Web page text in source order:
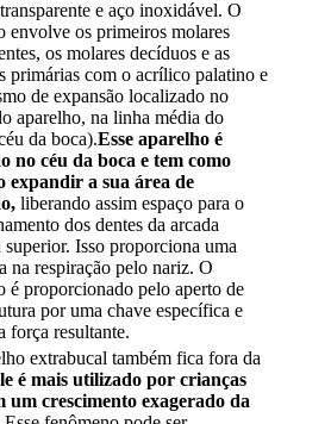
e aço inoxidável. O
envolve os primeiros molares
os molares decíduos e as
primárias com o acrílico palatino e
de expansão localizado no
aparelho, na linha média do
da boca).Esse aparelho é
no céu da boca e tem como
expandir a sua área de
liberando assim espaço para o
dos dentes da arcada
superior. Isso proporciona uma
na respiração pelo nariz. O
é proporcionado pelo aperto de
por uma chave específica e
força resultante.
extrabucal também fica fora da
é mais utilizado por crianças
um crescimento exagerado da